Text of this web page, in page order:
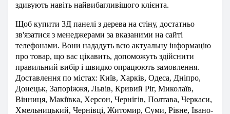
здивують навіть найвибагливішого клієнта.
Щоб купити 3Д панелі з дерева на стіну, достатньо
зв'язатися з менеджерами за вказаними на сайті
телефонами. Вони нададуть всю актуальну інформацію
про товар, що вас цікавить, допоможуть здійснити
правильний вибір і швидко опрацюють замовлення.
Доставлення по містах: Київ, Харків, Одеса, Дніпро,
Донецьк, Запоріжжя, Львів, Кривий Ріг, Миколаїв,
Вінниця, Макіївка, Херсон, Чернігів, Полтава, Черкаси,
Хмельницький, Чернівці, Житомир, Суми, Рівне, Івано-